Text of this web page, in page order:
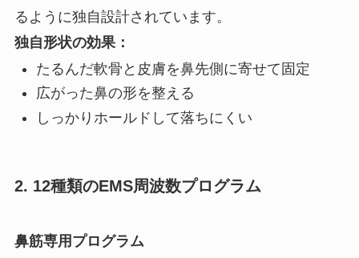
るように独自設計されています。
独自形状の効果：
たるんだ軟骨と皮膚を鼻先側に寄せて固定
広がった鼻の形を整える
しっかりホールドして落ちにくい
2. 12種類のEMS周波数プログラム
鼻筋専用プログラム